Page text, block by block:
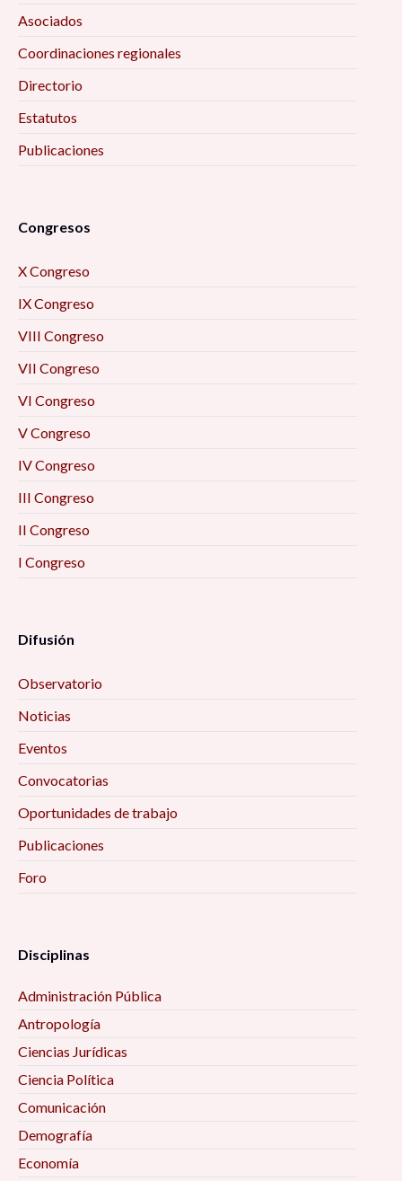
Asociados
Coordinaciones regionales
Directorio
Estatutos
Publicaciones
Congresos
X Congreso
IX Congreso
VIII Congreso
VII Congreso
VI Congreso
V Congreso
IV Congreso
III Congreso
II Congreso
I Congreso
Difusión
Observatorio
Noticias
Eventos
Convocatorias
Oportunidades de trabajo
Publicaciones
Foro
Disciplinas
Administración Pública
Antropología
Ciencias Jurídicas
Ciencia Política
Comunicación
Demografía
Economía